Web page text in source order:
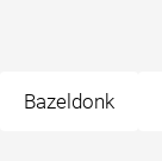
Bazeldonk